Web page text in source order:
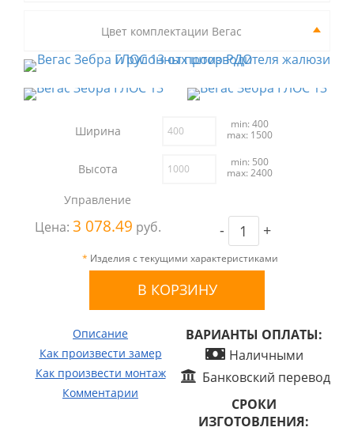
Цвет комплектации Вегас
Ширина
min: 400
max: 1500
Высота
min: 500
max: 2400
Управление
Цена: 3 078.49 руб. - +
* Изделия с текущими характеристиками
Описание
Как произвести замер
Как произвести монтаж
Комментарии
ВАРИАНТЫ ОПЛАТЫ:
Наличными
Банковский перевод
СРОКИ
ИЗГОТОВЛЕНИЯ: